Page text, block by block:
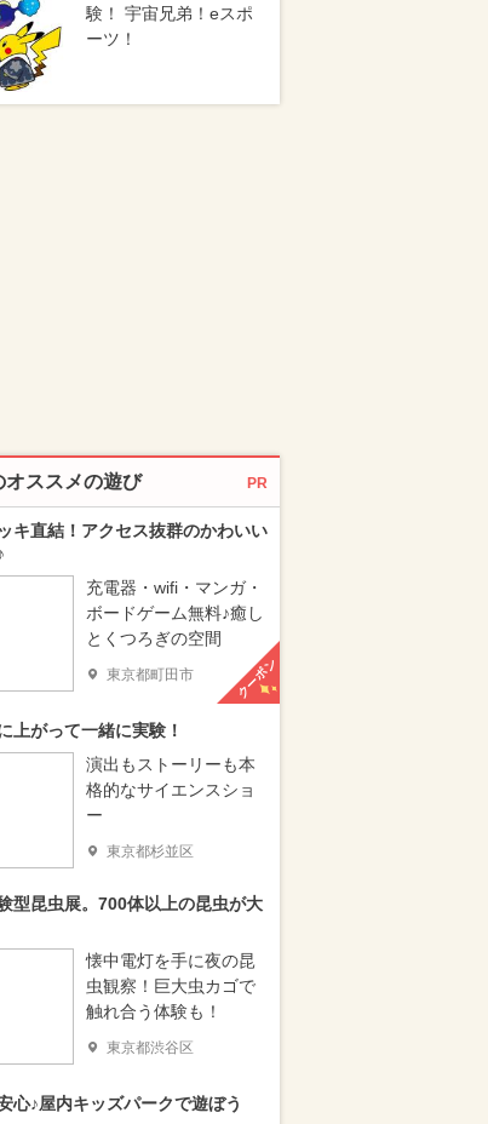
験！ 宇宙兄弟！eスポ
ーツ！
オススメの遊び PR
キ直結！アクセス抜群のかわいい
充電器・wifi・マンガ・
ボードゲーム無料♪癒し
とくつろぎの空間
東京都町田市 クーポン
上がって一緒に実験！
演出もストーリーも本
格的なサイエンスショ
ー
東京都杉並区
型昆虫展。700体以上の昆虫が大
懐中電灯を手に夜の昆
虫観察！巨大虫カゴで
触れ合う体験も！
東京都渋谷区
心♪屋内キッズパークで遊ぼう